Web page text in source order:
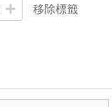
移除標籤